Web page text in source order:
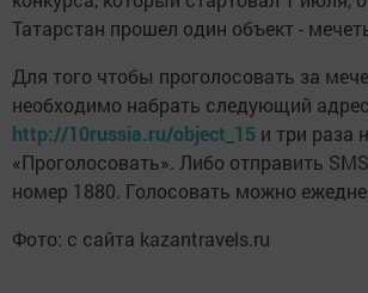
Татарстан прошел один объект -
Для того чтобы проголосовать за
необходимо набрать следующий
http://10russia.ru/object_15 и три раза
«Проголосовать». Либо отправить
номер 1880. Голосовать можно
Фото: с сайта kazantravels.ru